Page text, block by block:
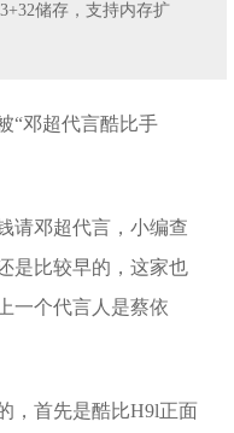
储存，支持内存扩
“邓超代言酷比手
请邓超代言，小编查
是比较早的，这家也
一个代言人是蔡依
，首先是酷比H9l正面